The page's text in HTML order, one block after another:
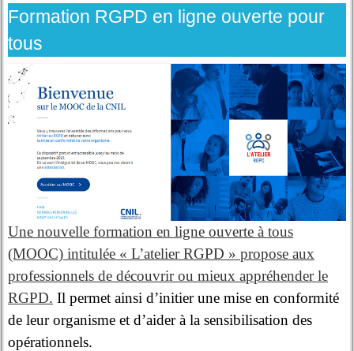
Formation RGPD en ligne ouverte pour
tous
Une nouvelle formation en ligne ouverte à tous
(MOOC) intitulée « L’atelier RGPD » propose aux
professionnels de découvrir ou mieux appréhender le
RGPD. Il permet ainsi d’initier une mise en conformité
de leur organisme et d’aider à la sensibilisation des
opérationnels.